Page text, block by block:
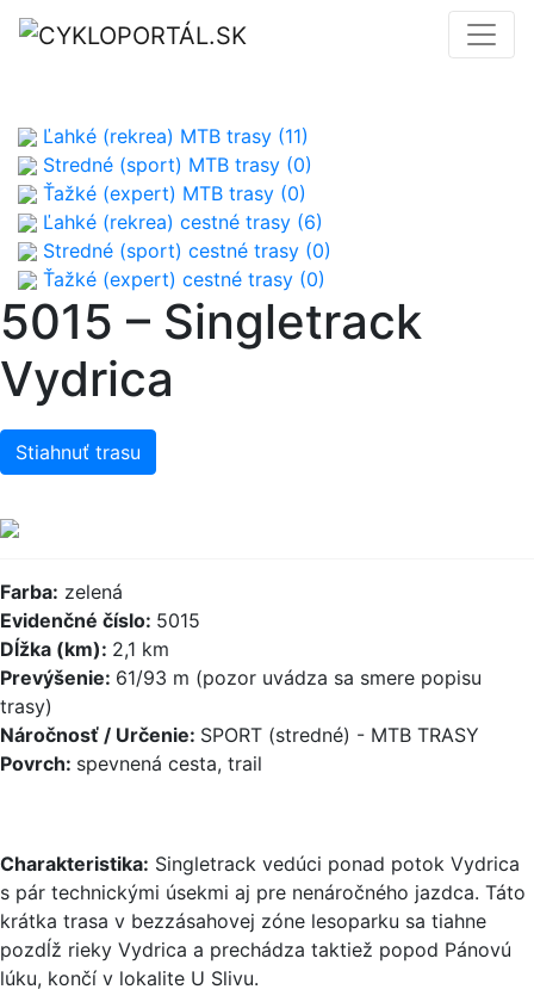
Ľahké (rekrea) MTB trasy (11)
Stredné (sport) MTB trasy (0)
Ťažké (expert) MTB trasy (0)
Ľahké (rekrea) cestné trasy (6)
Stredné (sport) cestné trasy (0)
Ťažké (expert) cestné trasy (0)
5015 – Singletrack
Vydrica
Stiahnuť trasu
Farba: zelená
Evidenčné číslo: 5015
Dĺžka (km): 2,1 km
Prevýšenie: 61/93 m (pozor uvádza sa smere popisu
trasy)
Náročnosť / Určenie: SPORT (stredné) - MTB TRASY
Povrch: spevnená cesta, trail
Charakteristika: Singletrack vedúci ponad potok Vydrica
s pár technickými úsekmi aj pre nenáročného jazdca. Táto
krátka trasa v bezzásahovej zóne lesoparku sa tiahne
pozdĺž rieky Vydrica a prechádza taktiež popod Pánovú
lúku, končí v lokalite U Slivu.